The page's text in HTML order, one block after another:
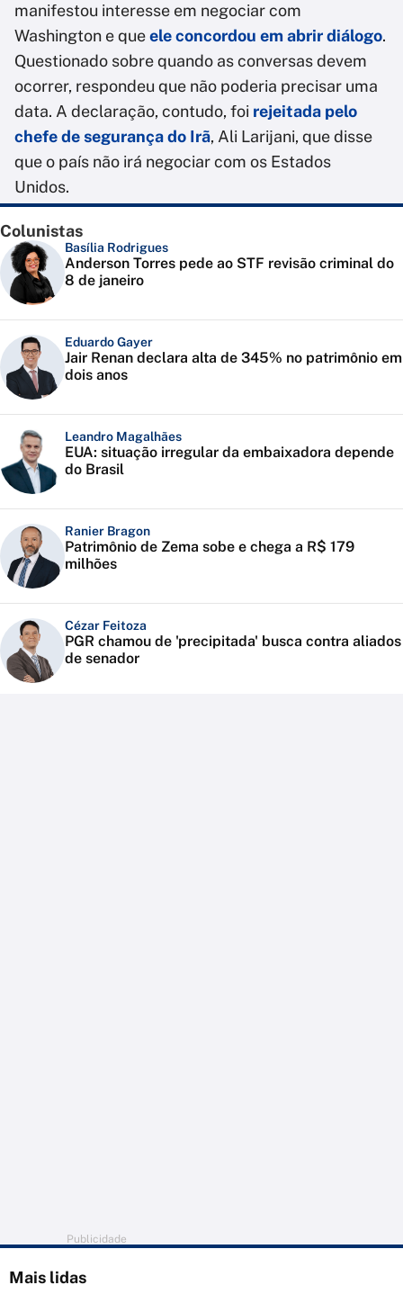
manifestou interesse em negociar com
Washington e queele concordou em abrir diálogo.
Questionado sobre quando as conversas devem
ocorrer, respondeu que não poderia precisar uma
data. A declaração, contudo, foi rejeitada pelo
chefe de segurança do Irã, Ali Larijani, que disse
que o país não irá negociar com os Estados
Unidos.
Colunistas
Basília Rodrigues
Anderson Torres pede ao STF revisão criminal do
8 de janeiro
Eduardo Gayer
Jair Renan declara alta de 345% no patrimônio em
dois anos
Leandro Magalhães
EUA: situação irregular da embaixadora depende
do Brasil
Ranier Bragon
Patrimônio de Zema sobe e chega a R$ 179
milhões
Cézar Feitoza
PGR chamou de 'precipitada' busca contra aliados
de senador
Publicidade
Mais lidas